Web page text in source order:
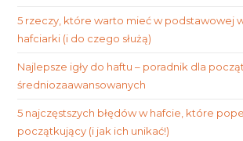
5 rzeczy, które warto mieć w podstawowej
hafciarki (i do czego służą)
Najlepsze igły do haftu – poradnik dla
średniozaawansowanych
5 najczęstszych błędów w hafcie, które
początkujący (i jak ich unikać!)